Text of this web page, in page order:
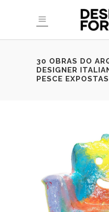
30 OBRAS DO
DESIGNER
PESCE